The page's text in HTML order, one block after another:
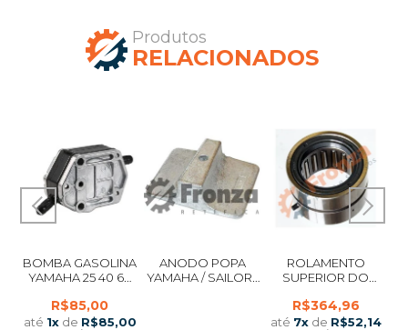
Produtos
RELACIONADOS
BOMBA GASOLINA
YAMAHA 25 40 60
SUZUKI
R$85,00
até 1xde R$85,00
ANODO POPA
YAMAHA / SAILOR /
ROLAMENTO
SUPERIOR DO
YAMAHA 25 VM / 30
HP IMPORTADO
R$364,96
até 7xde R$52,14